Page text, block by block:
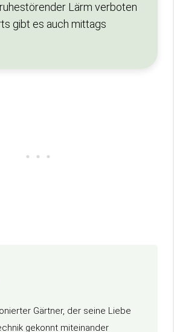
Lärm verboten
gibt es auch mittags
Gärtner, der seine Liebe
gekonnt miteinander